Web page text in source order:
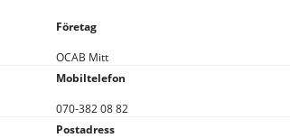
Företag
OCAB Mitt
Mobiltelefon
070-382 08 82
Postadress